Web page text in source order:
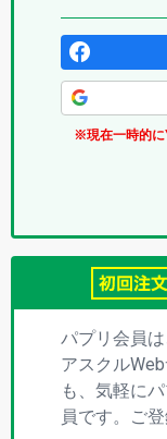
リ)
※現在一時的に
パプリ会員
アスクル
も、気軽に
員です。ご